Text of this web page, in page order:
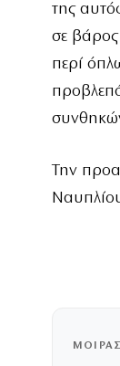
της
σε βάρος
περί
Την